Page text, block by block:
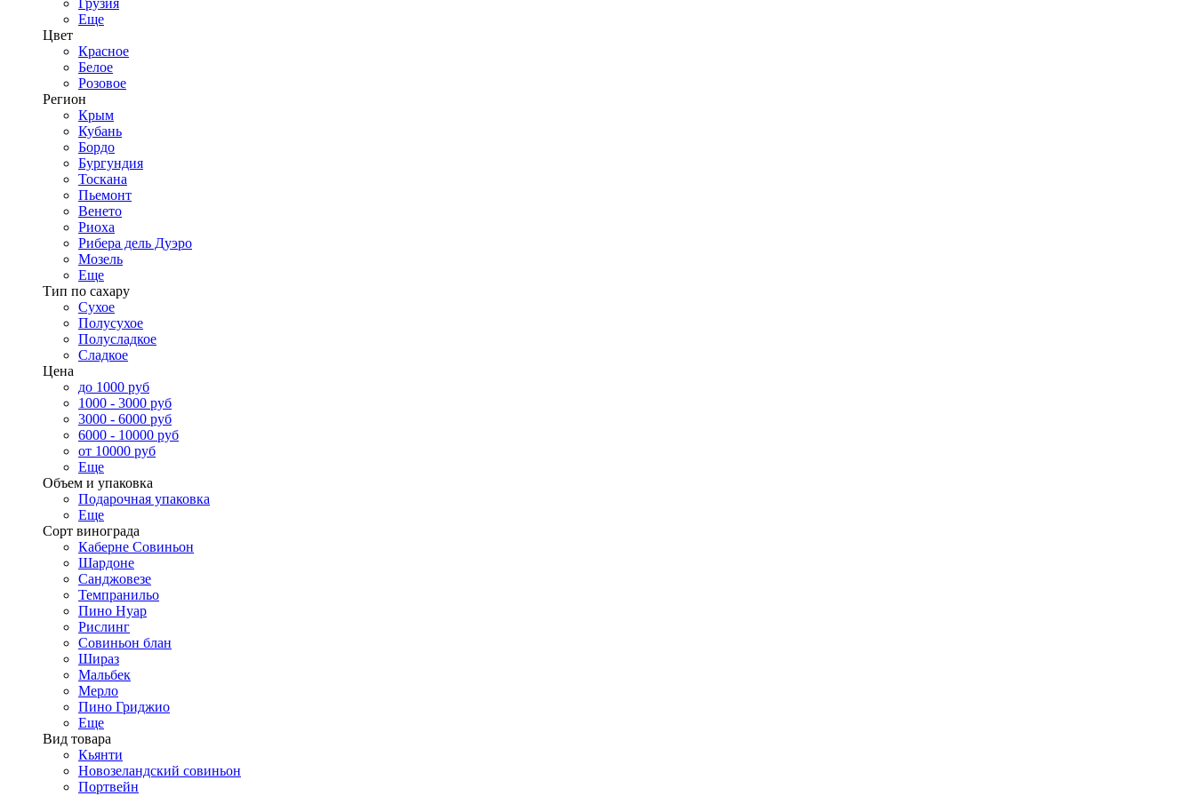
Грузия
Еще
Цвет
Красное
Белое
Розовое
Регион
Крым
Кубань
Бордо
Бургундия
Тоскана
Пьемонт
Венето
Риоха
Рибера дель Дуэро
Мозель
Еще
Тип по сахару
Сухое
Полусухое
Полусладкое
Сладкое
Цена
до 1000 руб
1000 - 3000 руб
3000 - 6000 руб
6000 - 10000 руб
от 10000 руб
Еще
Объем и упаковка
Подарочная упаковка
Еще
Сорт винограда
Каберне Совиньон
Шардоне
Санджовезе
Темпранильо
Пино Нуар
Рислинг
Совиньон блан
Шираз
Мальбек
Мерло
Пино Гриджио
Еще
Вид товара
Кьянти
Новозеландский совиньон
Портвейн